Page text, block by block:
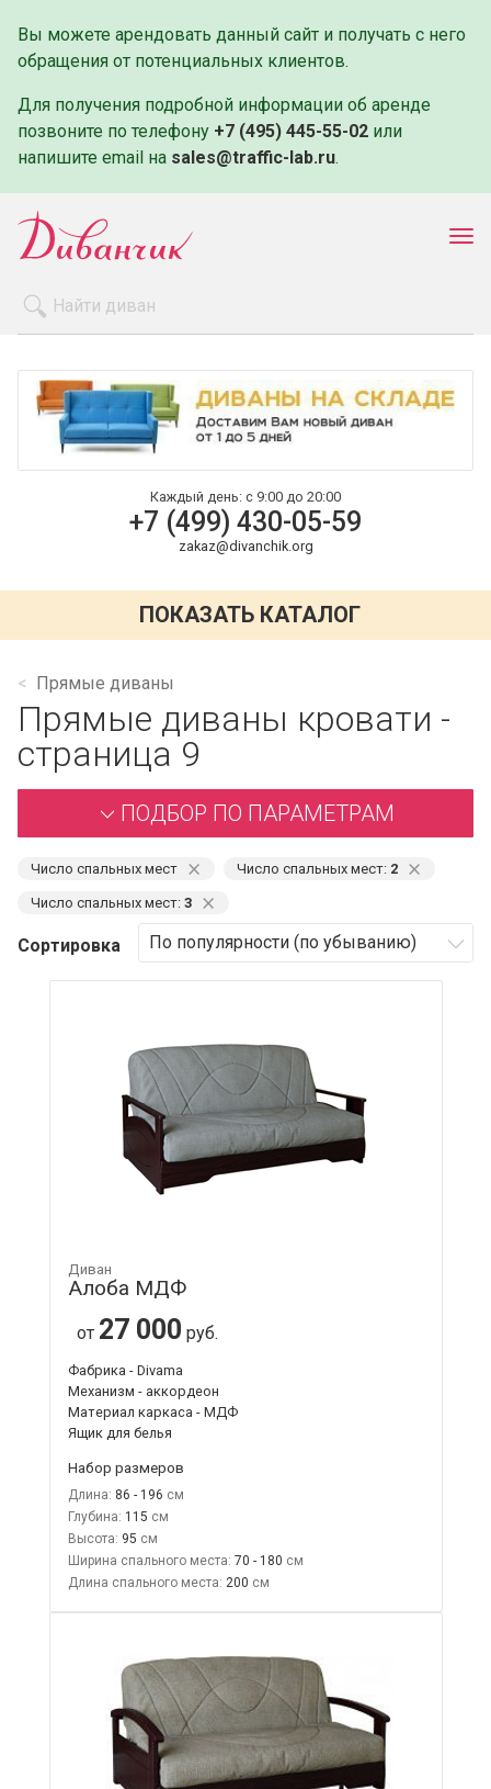
Вы можете арендовать данный сайт и получать с него
обращения от потенциальных клиентов.
Для получения подробной информации об аренде
позвоните по телефону +7 (495) 445-55-02 или
напишите email на sales@traffic-lab.ru.
Оплата и доставка
Контакты
Каждый день: с 9:00 до 20:00
+7 (499) 430-05-59
zakaz@divanchik.org
ПОКАЗАТЬ КАТАЛОГ
Прямые диваны
Прямые диваны кровати -
страница 9
ПОДБОР ПО ПАРАМЕТРАМ
Число спальных мест ⨯ Число спальных мест: 2 ⨯
Число спальных мест: 3 ⨯
Сортировка
Диван
Алоба МДФ
от 27 000 руб.
Фабрика - Divama
Механизм - аккордеон
Материал каркаса - МДФ
Ящик для белья
Набор размеров
Длина: 86 - 196
Глубина: 115
Высота: 95
Ширина спального места: 70 - 180
Длина спального места: 200